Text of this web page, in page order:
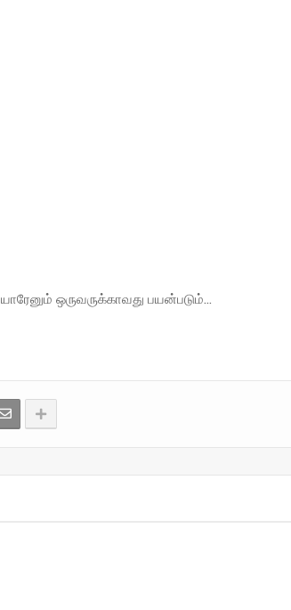
ஒருவருக்காவது பயன்படும்...